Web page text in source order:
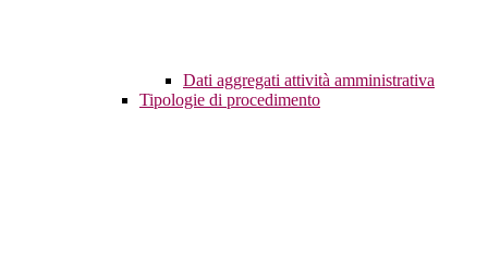
Dati aggregati attività amministrativa
Tipologie di procedimento